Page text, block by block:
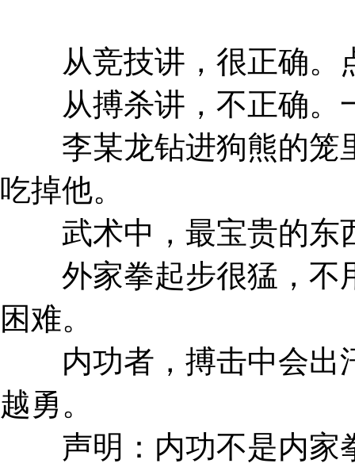
从竞技讲，很正确。
从搏杀讲，不正确。
李某龙钻进狗熊的笼
吃掉他。
武术中，最宝贵的东
外家拳起步很猛，不
困难。
内功者，搏击中会出
越勇。
声明：内功不是内家